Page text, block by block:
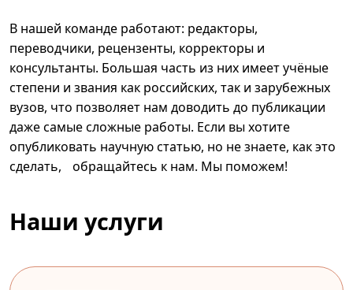
В нашей команде работают: редакторы,
переводчики, рецензенты, корректоры и
консультанты. Большая часть из них имеет учёные
степени и звания как российских, так и зарубежных
вузов, что позволяет нам доводить до публикации
даже самые сложные работы. Если вы хотите
опубликовать научную статью, но не знаете, как это
сделать, обращайтесь к нам. Мы поможем!
Наши услуги